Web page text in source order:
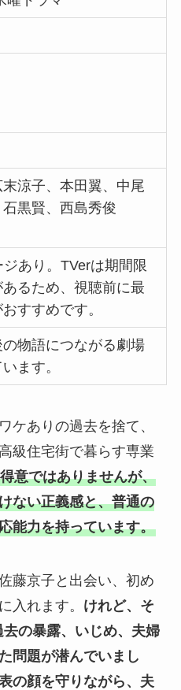
涼子、本田翼、中尾
黒賢、西島秀俊
あり。TVerは期間限
るため、視聴前に最
すすめです。
の物語につながる劇場
ます。
ケありの過去を捨て、
級住宅街で暮らす専業
意ではありませんが、
ない正義感と、普通の
能力を持っています。
藤京子と出会い、初め
入れます。 けれど、そ
の暴露、いじめ、夫婦
問題が潜んでいまし
の顔を守りながら、夫